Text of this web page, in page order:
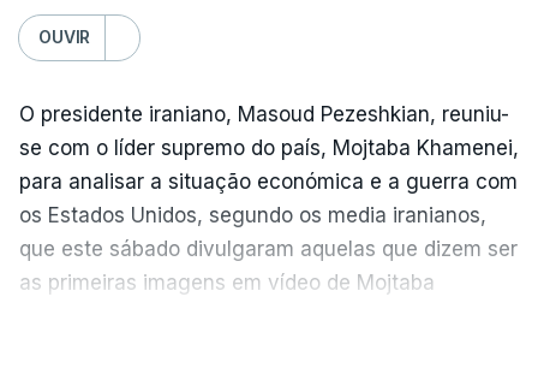
OUVIR
O presidente iraniano, Masoud Pezeshkian, reuniu-
se com o líder supremo do país, Mojtaba Khamenei,
para analisar a situação económica e a guerra com
os Estados Unidos, segundo os media iranianos,
que este sábado divulgaram aquelas que dizem ser
as primeiras imagens em vídeo de Mojtaba